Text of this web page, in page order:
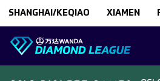
SHANGHAI/KEQIAO XIAMEN